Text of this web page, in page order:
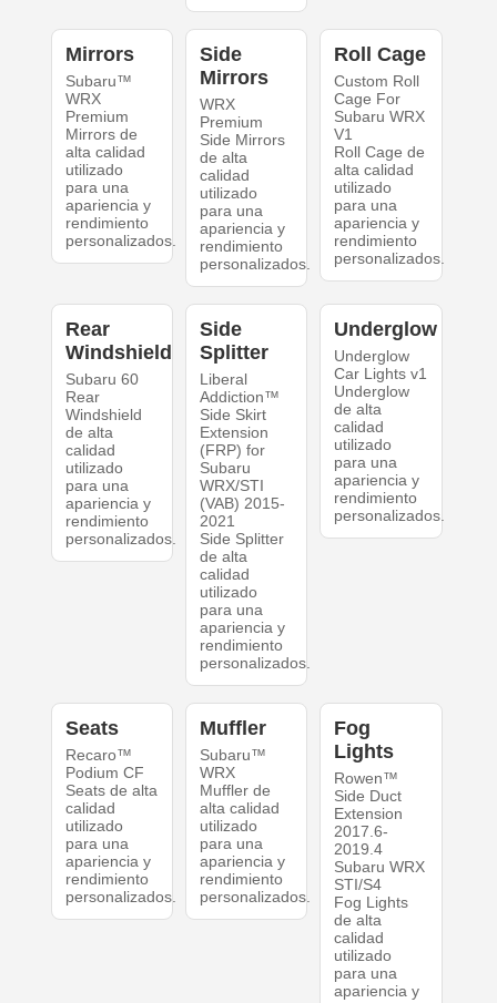
Mirrors
Subaru™
WRX
Premium
Mirrors de
alta calidad
utilizado
para una
apariencia y
rendimiento
personalizados.
Side
Mirrors
WRX
Premium
Side Mirrors
de alta
calidad
utilizado
para una
apariencia y
rendimiento
personalizados.
Roll Cage
Custom Roll
Cage For
Subaru WRX
V1
Roll Cage de
alta calidad
utilizado
para una
apariencia y
rendimiento
personalizados.
Rear
Windshield
Subaru 60
Rear
Windshield
de alta
calidad
utilizado
para una
apariencia y
rendimiento
personalizados.
Side
Splitter
Liberal
Addiction™
Side Skirt
Extension
(FRP) for
Subaru
WRX/STI
(VAB) 2015-
2021
Side Splitter
de alta
calidad
utilizado
para una
apariencia y
rendimiento
personalizados.
Underglow
Underglow
Car Lights v1
Underglow
de alta
calidad
utilizado
para una
apariencia y
rendimiento
personalizados.
Seats
Recaro™
Podium CF
Seats de alta
calidad
utilizado
para una
apariencia y
rendimiento
personalizados.
Muffler
Subaru™
WRX
Muffler de
alta calidad
utilizado
para una
apariencia y
rendimiento
personalizados.
Fog
Lights
Rowen™
Side Duct
Extension
2017.6-
2019.4
Subaru WRX
STI/S4
Fog Lights
de alta
calidad
utilizado
para una
apariencia y